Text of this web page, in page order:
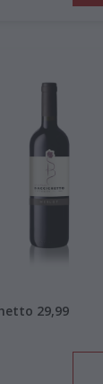
29,99